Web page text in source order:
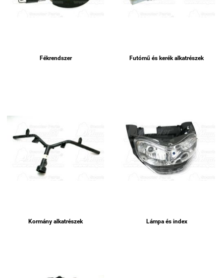
Fékrendszer Futómű és kerék alkatrészek
Kormány alkatrészek Lámpa és index